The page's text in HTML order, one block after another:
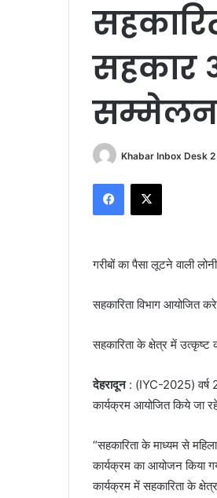
सहकार
सम्मेलन
Khabar Inbox Desk 2
Facebook
X
गरीबों का पैसा लूटने वाली
सहकारिता विभाग आयोजित
सहकारिता के क्षेत्र में उत्कृष्ट
देहरादून: (IYC-2025) वर्ष
कार्यक्रम आयोजित किये जा
“सहकारिता के माध्यम से
कार्यक्रम का आयोजन किया
कार्यक्रम में सहकारिता के